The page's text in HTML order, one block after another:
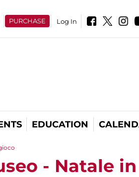
PURCHASE Log In
EDUCATION
- Natale in